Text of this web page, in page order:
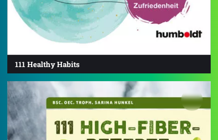
111 Healthy Habits